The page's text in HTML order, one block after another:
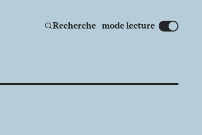
Recherche mode lecture